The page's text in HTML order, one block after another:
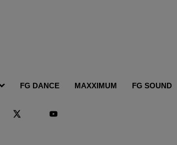
FG DANCE MAXXIMUM FG SOUND